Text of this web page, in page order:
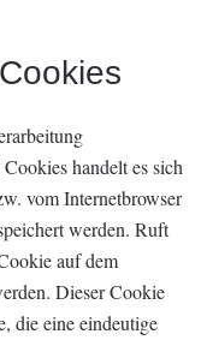
handelt es sich
vom Internetbrowser
werden. Ruft
auf dem
Dieser Cookie
die eine eindeutige